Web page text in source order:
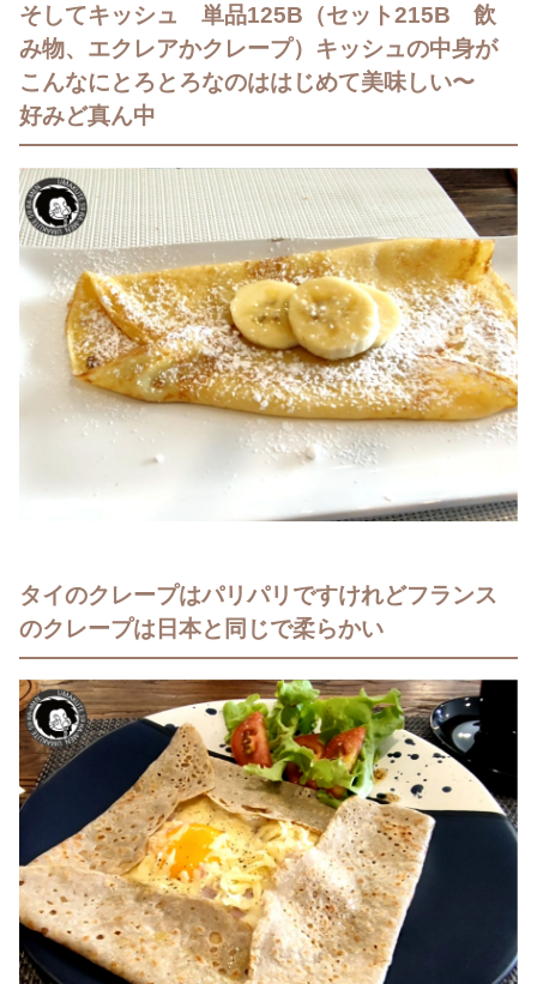
そしてキッシュ 単品125B（セット215B 飲
み物、エクレアかクレープ）キッシュの中身が
こんなにとろとろなのははじめて美味しい〜
好みど真ん中
タイのクレープはパリパリですけれどフランス
のクレープは日本と同じで柔らかい